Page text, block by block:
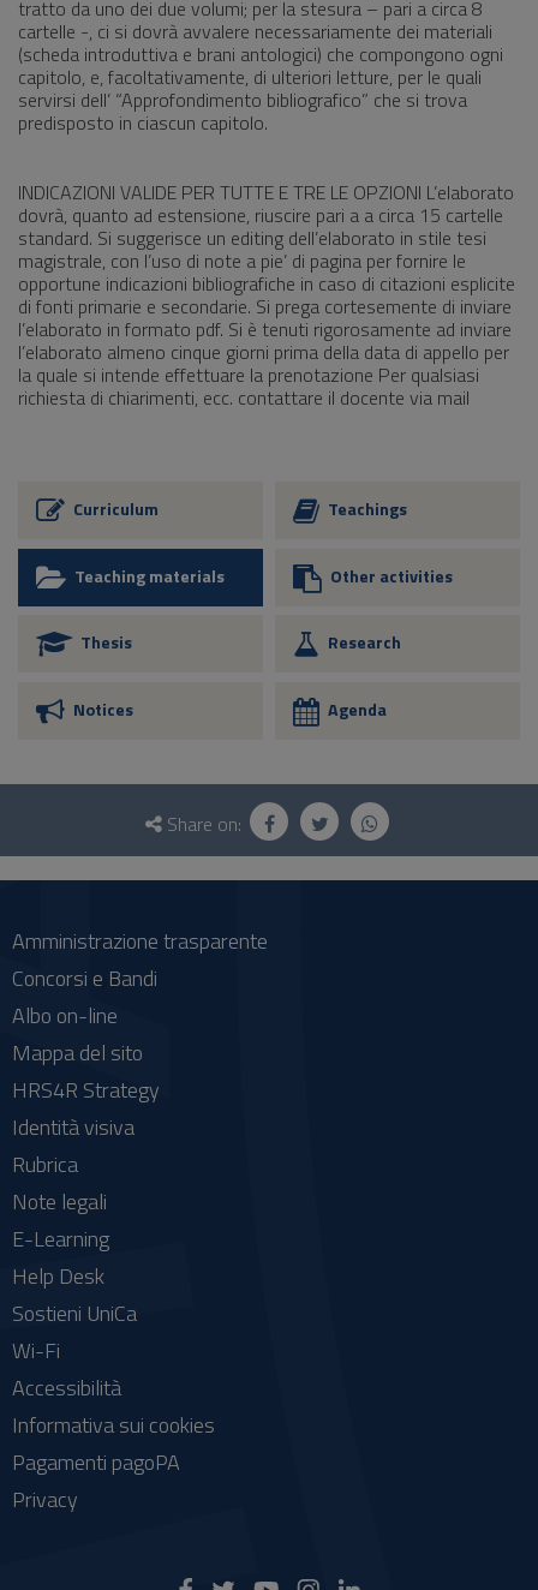
tratto da uno dei due volumi; per la stesura – pari a circa 8
cartelle -, ci si dovrà avvalere necessariamente dei materiali
(scheda introduttiva e brani antologici) che compongono ogni
capitolo, e, facoltativamente, di ulteriori letture, per le quali
servirsi dell’ “Approfondimento bibliografico” che si trova
predisposto in ciascun capitolo.
INDICAZIONI VALIDE PER TUTTE E TRE LE OPZIONI L’elaborato
dovrà, quanto ad estensione, riuscire pari a a circa 15 cartelle
standard. Si suggerisce un editing dell’elaborato in stile tesi
magistrale, con l’uso di note a pie’ di pagina per fornire le
opportune indicazioni bibliografiche in caso di citazioni esplicite
di fonti primarie e secondarie. Si prega cortesemente di inviare
l’elaborato in formato pdf. Si è tenuti rigorosamente ad inviare
l’elaborato almeno cinque giorni prima della data di appello per
la quale si intende effettuare la prenotazione Per qualsiasi
richiesta di chiarimenti, ecc. contattare il docente via mail
Curriculum Teachings
Teaching materials Other activities
Thesis Research
Notices Agenda
Questionnaire
social
Share on:
Amministrazione trasparente
Concorsi e Bandi
Albo on-line
Mappa del sito
HRS4R Strategy
Identità visiva
Rubrica
Note legali
E-Learning
Help Desk
Sostieni UniCa
Wi-Fi
Accessibilità
Informativa sui cookies
Pagamenti pagoPA
Privacy